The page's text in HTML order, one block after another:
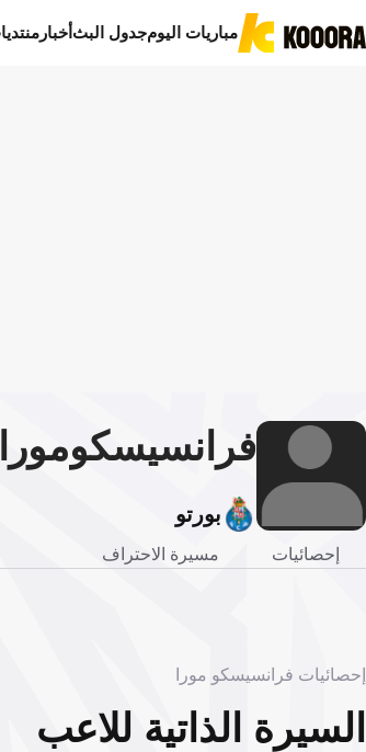
مباريات اليومجدول البثأخبار
فرانسيسكومورا
بورتو
إحصائيات مسيرة الاحتراف
إحصائيات فرانسيسكو مورا
السيرة الذاتية للاعب